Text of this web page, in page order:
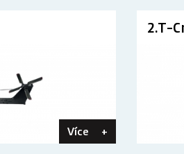
Více +
2.T-